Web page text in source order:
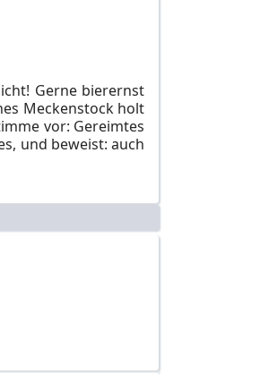
Gerne bierernst
Meckenstock holt
vor: Gereimtes
und beweist: auch